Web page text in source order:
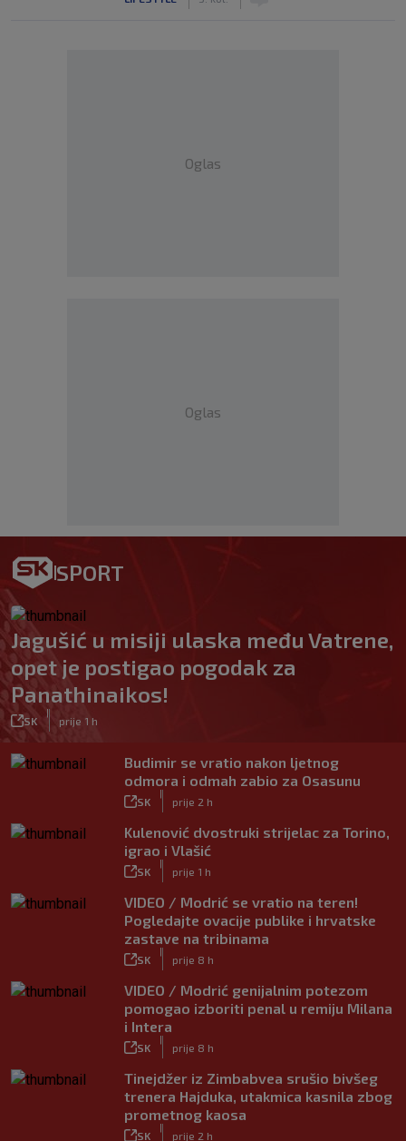
Oglas
Oglas
SPORT
Jagušić u misiji ulaska među Vatrene,
opet je postigao pogodak za
Panathinaikos!
SK prije 1 h
Budimir se vratio nakon ljetnog
odmora i odmah zabio za Osasunu
SK prije 2 h
Kulenović dvostruki strijelac za Torino,
igrao i Vlašić
SK prije 1 h
VIDEO / Modrić se vratio na teren!
Pogledajte ovacije publike i hrvatske
zastave na tribinama
SK prije 8 h
VIDEO / Modrić genijalnim potezom
pomogao izboriti penal u remiju Milana
i Intera
SK prije 8 h
Tinejdžer iz Zimbabvea srušio bivšeg
trenera Hajduka, utakmica kasnila zbog
prometnog kaosa
SK prije 2 h